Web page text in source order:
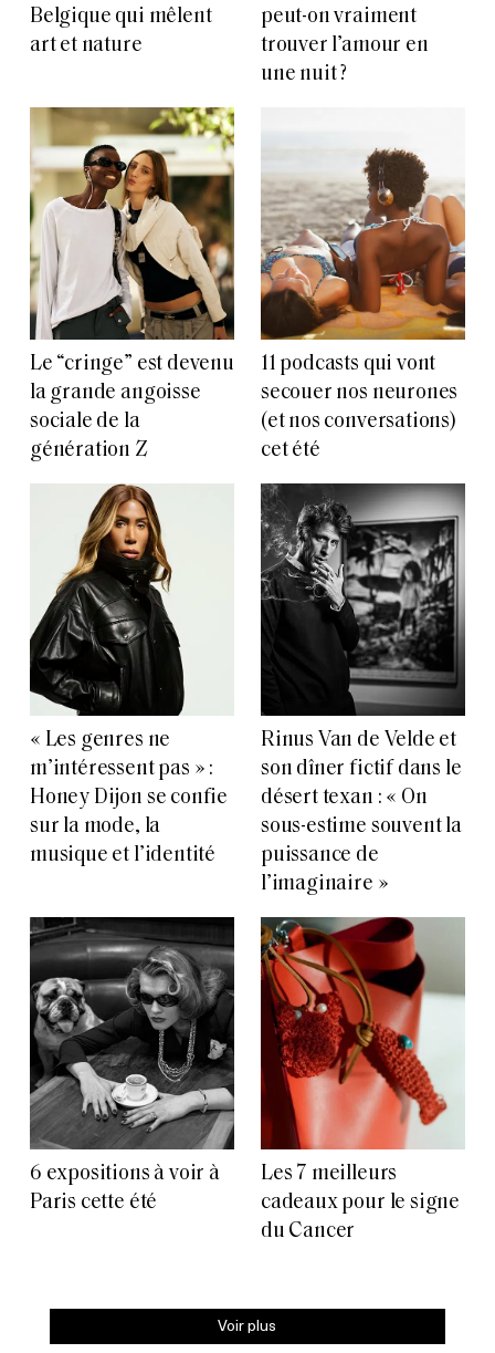
Belgique qui mêlent
art et nature
peut-on vraiment
trouver l’amour en
une nuit ?
Le “cringe” est devenu
la grande angoisse
sociale de la
génération Z
11 podcasts qui vont
secouer nos neurones
(et nos conversations)
cet été
« Les genres ne
m’intéressent pas » :
Honey Dijon se confie
sur la mode, la
musique et l’identité
Rinus Van de Velde et
son dîner fictif dans le
désert texan : « On
sous-estime souvent la
puissance de
l’imaginaire »
6 expositions à voir à
Paris cette été
Les 7 meilleurs
cadeaux pour le signe
du Cancer
Voir plus